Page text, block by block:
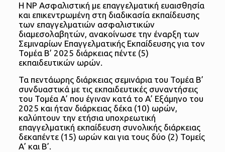
Η NP Ασφαλιστική με επαγγελματική ευαισθησία
και επικεντρωμένη στη διαδικασία εκπαίδευσης
των επαγγελματιών ασφαλιστικών
διαμεσολαβητών, ανακοίνωσε την έναρξη των
Σεμιναρίων Επαγγελματικής Εκπαίδευσης για τον
Τομέα Β’ 2025 διάρκειας πέντε (5)
εκπαιδευτικών ωρών.
Τα πεντάωρης διάρκειας σεμινάρια του Τομέα Β’
συνδυαστικά με τις εκπαιδευτικές συναντήσεις
του Τομέα Α’ που έγιναν κατά το Α’ Εξάμηνο του
2025 και ήταν διάρκειας δέκα (10) ωρών,
καλύπτουν την ετήσια υποχρεωτική
επαγγελματική εκπαίδευση συνολικής διάρκειας
δεκαπέντε (15) ωρών και για τους δύο (2) Τομείς
Α’ και Β’.